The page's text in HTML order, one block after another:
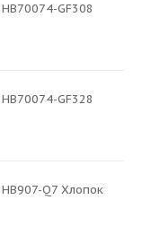
GF308
GF328
Q7 Хлопок